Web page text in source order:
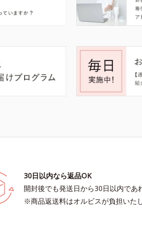
30日以内なら返品OK
開封後でも発送日から30日以内であ
※商品返送料はオルビスが負担いた